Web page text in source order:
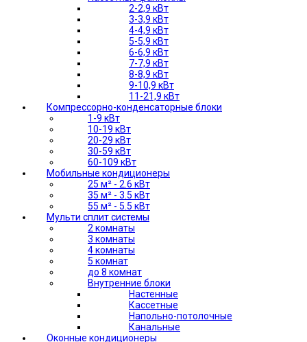
2-2,9 кВт
3-3,9 кВт
4-4,9 кВт
5-5,9 кВт
6-6,9 кВт
7-7,9 кВт
8-8,9 кВт
9-10,9 кВт
11-21,9 кВт
Компрессорно-конденсаторные блоки
1-9 кВт
10-19 кВт
20-29 кВт
30-59 кВт
60-109 кВт
Мобильные кондиционеры
25 м² - 2.6 кВт
35 м² - 3.5 кВт
55 м² - 5.5 кВт
Мульти сплит системы
2 комнаты
3 комнаты
4 комнаты
5 комнат
до 8 комнат
Внутренние блоки
Настенные
Кассетные
Напольно-потолочные
Канальные
Оконные кондиционеры